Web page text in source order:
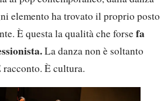
elemento ha trovato il proprio posto
È questa la qualità che forsefa
La danza non è soltanto
È cultura.